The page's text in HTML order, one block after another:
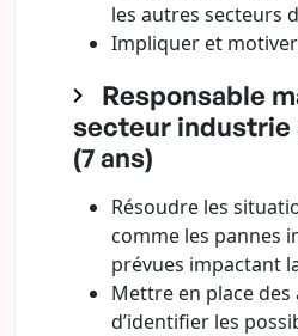
les autres secteurs
Impliquer et
Responsable
secteur industrie
(7 ans)
Résoudre les
comme les pannes
prévues impactant
Mettre en place des
d’identifier les